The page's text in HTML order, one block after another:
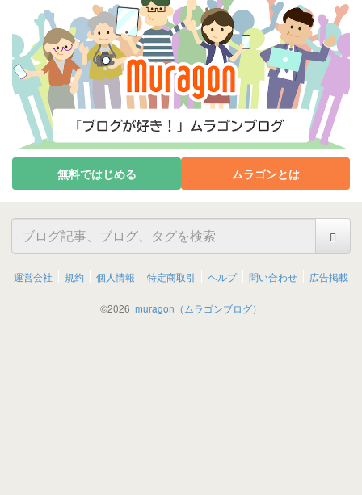
無料ではじめる ムラゴンとは
運営会社 規約 個人情報 特定商取引 ヘルプ 問い合わせ 広告掲載
©2026 muragon（ムラゴンブログ）